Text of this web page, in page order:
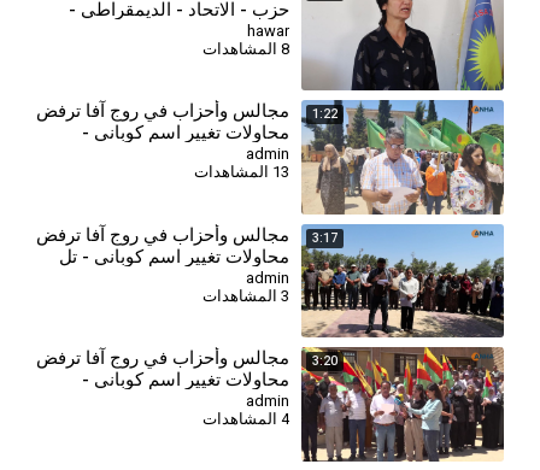
حزب - الاتحاد - الديمقراطي -
يجتمع - مع - النساء - جل أغا -
لوضعهم - بصور
hawar
1:22
مجالس وأحزاب في روج آفا ترفض
محاولات تغيير اسم كوباني -
زركان
admin
3:17
⁣مجالس وأحزاب في روج آفا ترفض
محاولات تغيير اسم كوباني - تل
تمر
admin
3 المشاهدات
3:20
⁣مجالس وأحزاب في روج آفا ترفض
محاولات تغيير اسم كوباني -
الحسكة
admin